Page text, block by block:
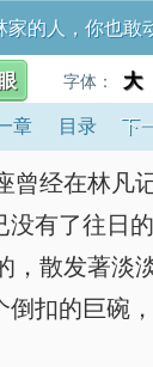
家的人，你也敢
字体： 大
章 目录 下
经在林凡
有了往日的
散发著淡
倒扣的巨碗